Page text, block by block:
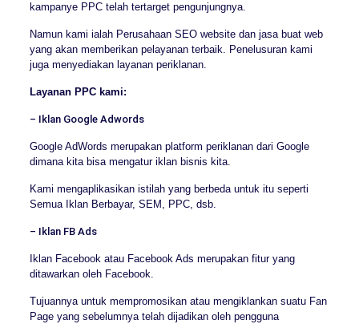
kampanye PPC telah tertarget pengunjungnya.
Namun kami ialah Perusahaan SEO website dan jasa buat web
yang akan memberikan pelayanan terbaik. Penelusuran kami
juga menyediakan layanan periklanan.
Layanan PPC kami:
– Iklan Google Adwords
Google AdWords merupakan platform periklanan dari Google
dimana kita bisa mengatur iklan bisnis kita.
Kami mengaplikasikan istilah yang berbeda untuk itu seperti
Semua Iklan Berbayar, SEM, PPC, dsb.
– Iklan FB Ads
Iklan Facebook atau Facebook Ads merupakan fitur yang
ditawarkan oleh Facebook.
Tujuannya untuk mempromosikan atau mengiklankan suatu Fan
Page yang sebelumnya telah dijadikan oleh pengguna